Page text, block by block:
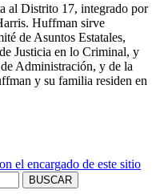
al Distrito 17, integrado por
Huffman sirve
de Asuntos Estatales,
Justicia en lo Criminal, y
Administración, y de la
y su familia residen en
el encargado de este sitio